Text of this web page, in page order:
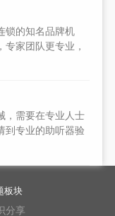
，清晰度也相应
锁的知名品牌机
家团队更专业，
，需要在专业人士
到专业的助听器验
板块
分享